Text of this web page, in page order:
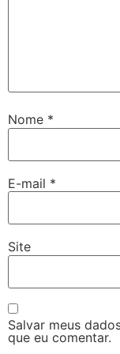
Nome *
E-mail *
Site
Salvar meus
que eu comentar.